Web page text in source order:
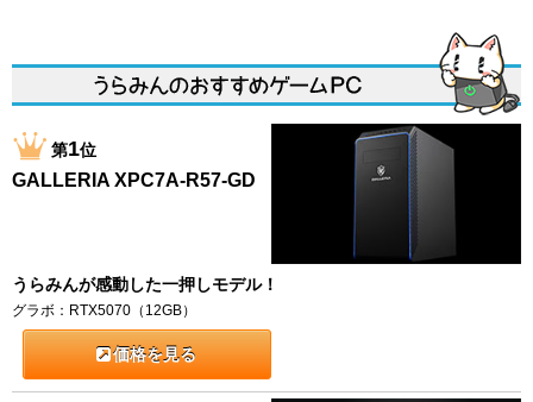
第1位
GALLERIA XPC7A-R57-GD
うらみんが感動した一押しモデル！
グラボ：RTX5070（12GB）
価格を見る